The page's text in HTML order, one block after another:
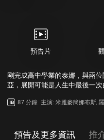
預告片
剛完成高中學業的泰娜，與兩
亞，展開可能是人生中最後一
體驗，破了的不只是泰娜的處
87 分鐘 主演: 米雅麥簡娜布斯,
預告及更多資訊 推